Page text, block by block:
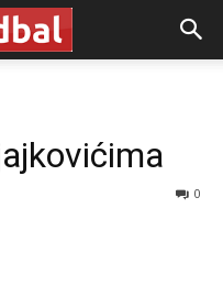
0